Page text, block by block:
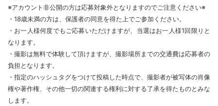
※アカウント非公開の方は応募対象外となりますのでご注意ください※
・18歳未満の方は、保護者の同意を得た上でご参加ください。
・お一人様何度でもご応募いただけますが、当選はお一人様1回限りと
なります。
・撮影は無料で体験して頂けますが、撮影場所までの交通費は応募者の
負担となります。
・指定のハッシュタグをつけて投稿した時点で、撮影者が被写体の肖像
権や著作権、その他一切の関連する権利に対する了承を得たものとみな
します。